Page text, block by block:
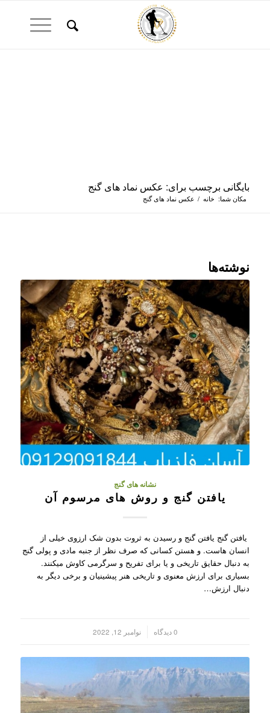
بایگانی برچسب برای: عکس نماد های گنج
مکان شما: خانه / عکس نماد های گنج
نوشته‌ها
نشانه های گنج
یافتن گنج و روش های مرسوم آن
یافتن گنج یافتن گنج و رسیدن به ثروت بدون شک ارزوی خیلی از
انسان هاست. و هستن کسانی که صرف نظر از جنبه مادی و پولی گنج
به دنبال حقایق تاریخی و یا برای تفریح و سرگرمی کاوش میکنند.
بسیاری برای ارزش معنوی و تاریخی هنر پیشینیان و برخی دیگر به
دنبال ارزش…
0 دیدگاه نوامبر 12, 2022